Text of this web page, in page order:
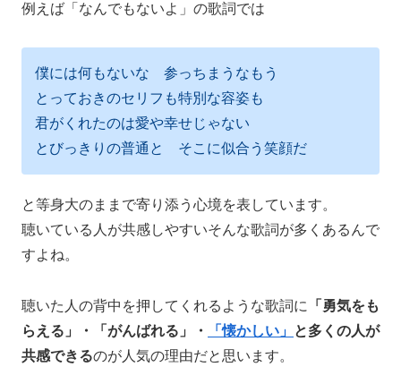
例えば「なんでもないよ」の歌詞では
僕には何もないな 参っちまうなもう
とっておきのセリフも特別な容姿も
君がくれたのは愛や幸せじゃない
とびっきりの普通と そこに似合う笑顔だ
と等身大のままで寄り添う心境を表しています。
聴いている人が共感しやすいそんな歌詞が多くあるんで
すよね。
聴いた人の背中を押してくれるような歌詞に
「勇気をも
らえる」・「がんばれる」・
「懐かしい」 と多くの人が
共感できるのが人気の理由だと思います。